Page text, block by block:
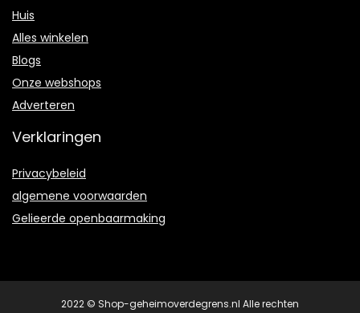
Huis
Alles winkelen
Blogs
Onze webshops
Adverteren
Verklaringen
Privacybeleid
algemene voorwaarden
Gelieerde openbaarmaking
2022 © Shop-geheimoverdegrens.nl Alle rechten